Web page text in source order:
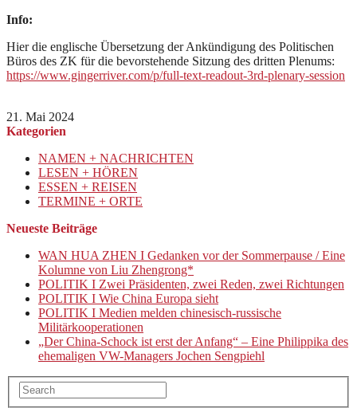
Info:
Hier die englische Übersetzung der Ankündigung des Politischen
Büros des ZK für die bevorstehende Sitzung des dritten Plenums:
https://www.gingerriver.com/p/full-text-readout-3rd-plenary-session
21. Mai 2024
Kategorien
NAMEN + NACHRICHTEN
LESEN + HÖREN
ESSEN + REISEN
TERMINE + ORTE
Neueste Beiträge
WAN HUA ZHEN I Gedanken vor der Sommerpause / Eine
Kolumne von Liu Zhengrong*
POLITIK I Zwei Präsidenten, zwei Reden, zwei Richtungen
POLITIK I Wie China Europa sieht
POLITIK I Medien melden chinesisch-russische
Militärkooperationen
„Der China-Schock ist erst der Anfang“ – Eine Philippika des
ehemaligen VW-Managers Jochen Sengpiehl